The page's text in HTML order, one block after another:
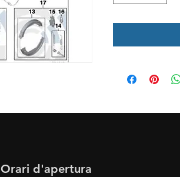
Orari d'apertura